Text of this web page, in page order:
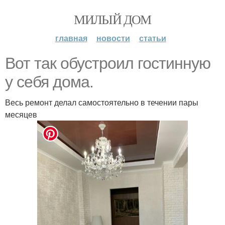
МИЛЫЙ ДОМ
главная новости статьи
Вот так обустроил гостинную
у себя дома.
Весь ремонт делал самостоятельно в течении пары
месяцев